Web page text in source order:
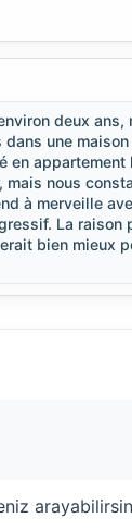
deux
une
en
mais nous
à merveille
La
bien mieux